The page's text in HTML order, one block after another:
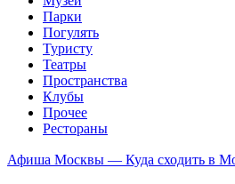
Парки
Погулять
Туристу
Театры
Пространства
Клубы
Прочее
Рестораны
Афиша Москвы — Куда сходить в